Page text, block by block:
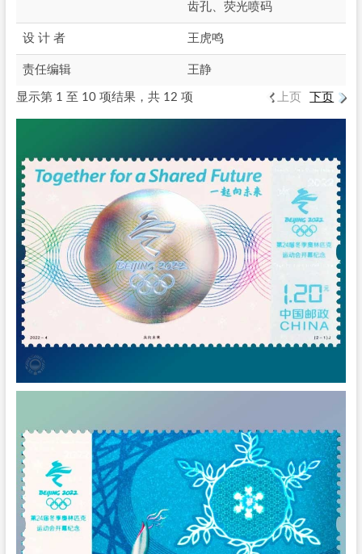
齿孔、荧光喷码
设 计 者 王虎鸣
责任编辑 王静
显示第 1 至 10 项结果，共 12 项 上页 下页